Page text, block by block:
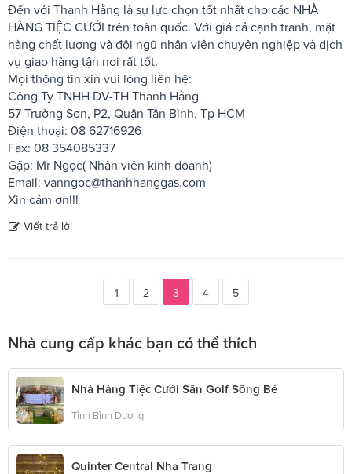
Đến với Thanh Hằng là sự lực chọn tốt nhất cho các NHÀ
HÀNG TIỆC CƯỚI trên toàn quốc. Với giá cả cạnh tranh, mặt
hàng chất lượng và đội ngũ nhân viên chuyên nghiệp và dịch
vụ giao hàng tận nơi rất tốt.
Mọi thông tin xin vui lòng liên hệ:
Công Ty TNHH DV-TH Thanh Hằng
57 Trường Sơn, P2, Quận Tân Bình, Tp HCM
Điện thoại: 08 62716926
Fax: 08 354085337
Gặp: Mr Ngọc( Nhân viên kinh doanh)
Email: vanngoc@thanhhanggas.com
Xin cảm ơn!!!
Viết trả lời
1 2 3 4 5
Nhà cung cấp khác bạn có thể thích
Nhà Hàng Tiệc Cưới Sân Golf Sông Bé
Tỉnh Bình Dương
Quinter Central Nha Trang